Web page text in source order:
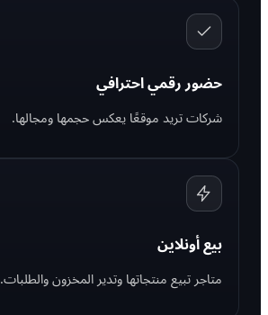
حضور رقمي احترافي
شركات تريد موقعًا يعكس حجمها ومجالها.
بيع أونلاين
متاجر تبيع منتجاتها وتدير المخزون والطلبات.